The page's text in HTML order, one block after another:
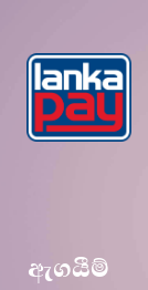
ඇගයීම්